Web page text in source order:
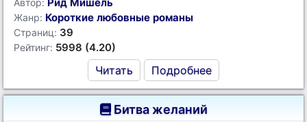
Автор:
Жанр: Короткие любовные романы
Страниц: 39
Рейтинг: 5998 (4.20)
Читать Подробнее
Битва желаний